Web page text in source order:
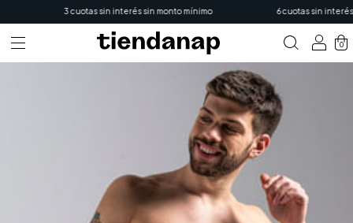
3 cuotas sin interés sin monto mínimo 6 cuotas sin interés
0